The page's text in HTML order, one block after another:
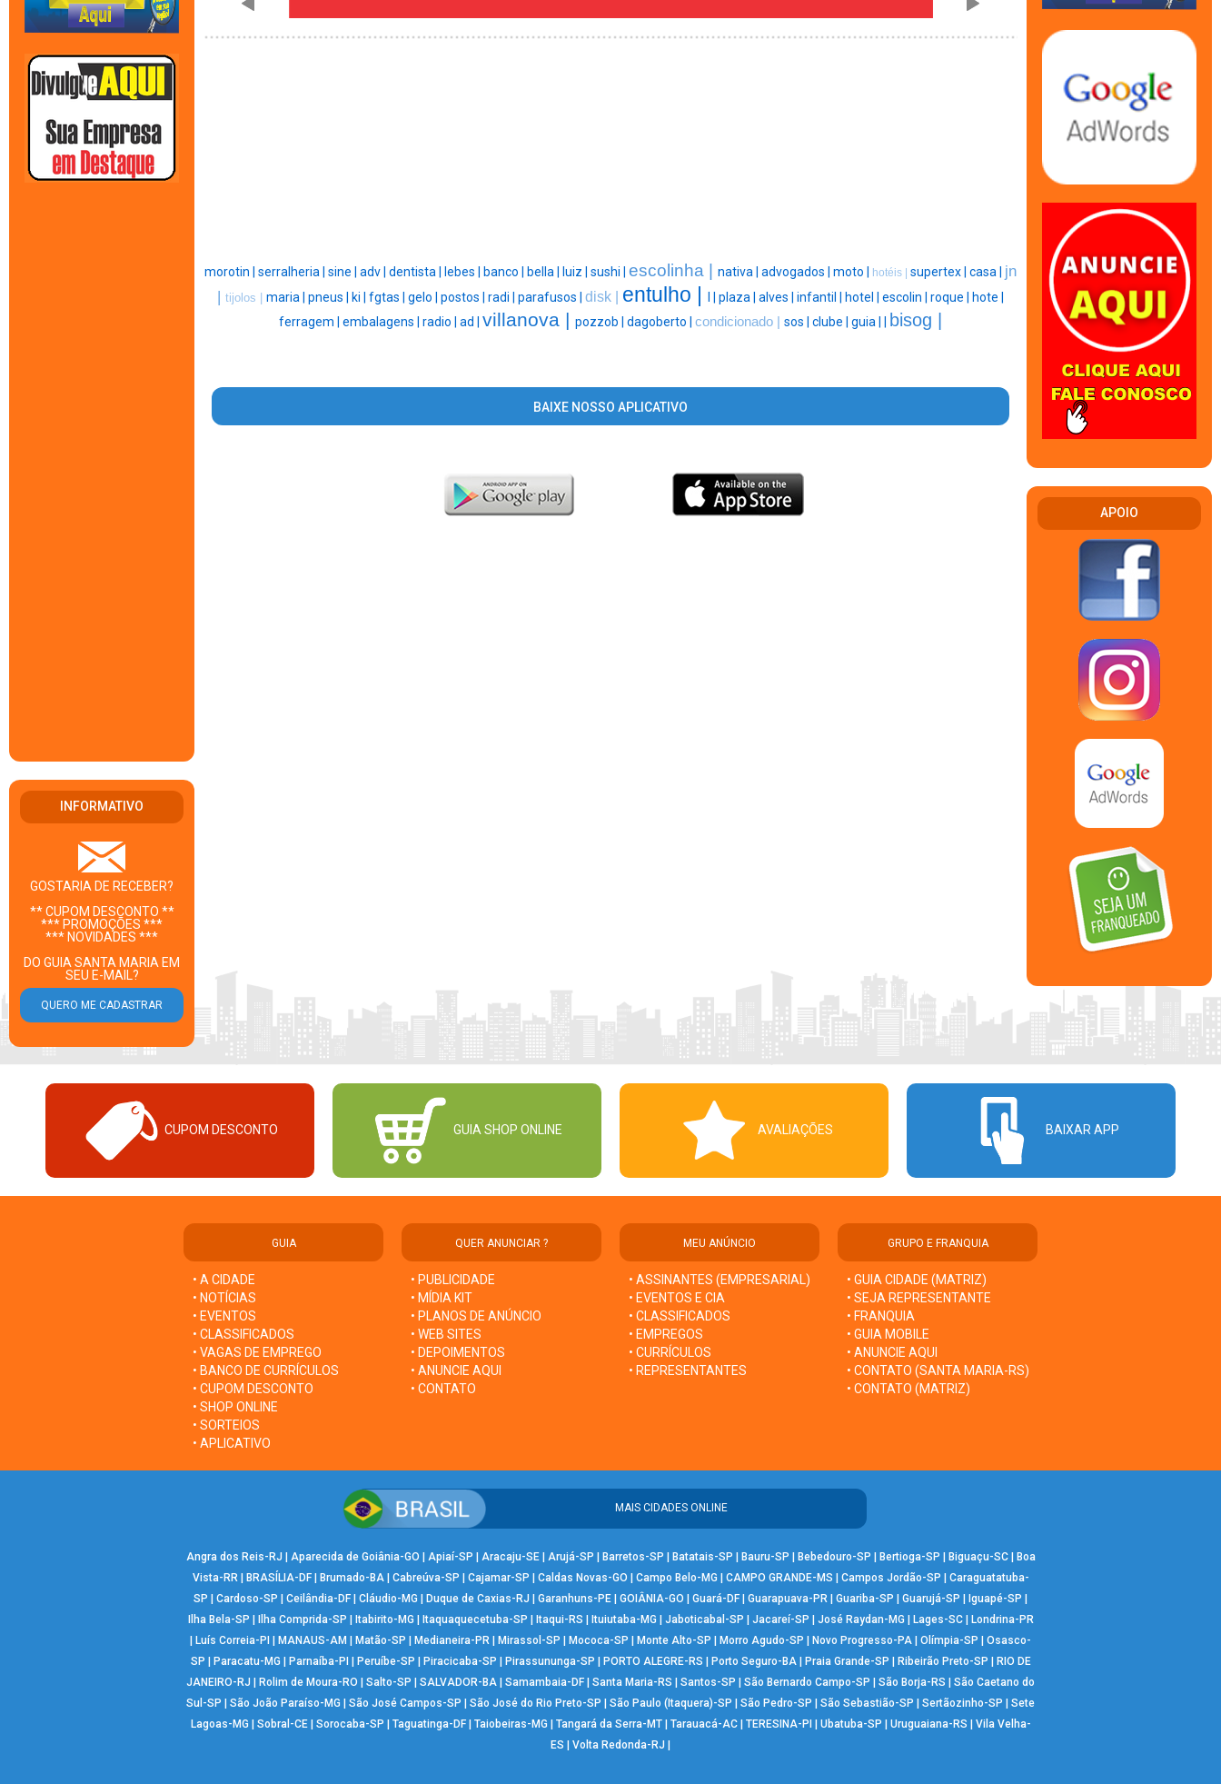
INFORMATIVO
GOSTARIA DE RECEBER?
** CUPOM DESCONTO **
*** PROMOÇÕES ***
*** NOVIDADES ***
DO GUIA SANTA MARIA EM
SEU E-MAIL?
morotin | serralheria | sine | adv | dentista | lebes | banco | bella | luiz | sushi | escolinha | nativa | advogados | moto | hotéis | supertex | casa | jn
| tijolos | maria | pneus | ki | fgtas | gelo | postos | radi | parafusos | disk | entulho | plaza | alves | infantil | hotel | escolin | roque |
hote |
ferragem | embalagens | radio | ad | villanova | pozzob | dagoberto | condicionado | sos | clube | guia | bisog |
BAIXE NOSSO APLICATIVO
APOIO
CUPOM DESCONTO GUIA SHOP ONLINE AVALIAÇÕES BAIXAR APP
GUIA
• A CIDADE
• NOTÍCIAS
• EVENTOS
• CLASSIFICADOS
• VAGAS DE EMPREGO
• BANCO DE CURRÍCULOS
• CUPOM DESCONTO
• SHOP ONLINE
• SORTEIOS
• APLICATIVO
QUER ANUNCIAR ?
• PUBLICIDADE
• MÍDIA KIT
• PLANOS DE ANÚNCIO
• WEB SITES
• DEPOIMENTOS
• ANUNCIE AQUI
• CONTATO
MEU ANÚNCIO
• ASSINANTES (EMPRESARIAL)
• EVENTOS E CIA
• CLASSIFICADOS
• EMPREGOS
• CURRÍCULOS
• REPRESENTANTES
GRUPO E FRANQUIA
• GUIA CIDADE (MATRIZ)
• SEJA REPRESENTANTE
• FRANQUIA
• GUIA MOBILE
• ANUNCIE AQUI
• CONTATO (SANTA MARIA-RS)
• CONTATO (MATRIZ)
MAIS CIDADES ONLINE
Angra dos Reis-RJ | Aparecida de Goiânia-GO | Apiaí-SP | Aracaju-SE| Arujá-SP | Barretos-SP | Batatais-SP | Bauru-SP | Bebedouro-SP | Bertioga-SP | Biguaçu-SC| Boa
Vista-RR | BRASÍLIA-DF| Brumado-BA| Cabreúva-SP | Cajamar-SP | Caldas Novas-GO | Campo Belo-MG | CAMPO GRANDE-MS | Campos Jordão-SP | Caraguatatuba-
SP | Cardoso-SP | Ceilândia-DF | Cláudio-MG | Duque de Caxias-RJ | Garanhuns-PE | GOIÂNIA-GO | Guará-DF | Guarapuava-PR | Guariba-SP | Guarujá-SP | Iguapé-SP |
Ilha Bela-SP | Ilha Comprida-SP | Itabirito-MG | Itaquaquecetuba-SP | Itaqui-RS | Ituiutaba-MG | Jaboticabal-SP | Jacareí-SP | José Raydan-MG | Lages-SC| Londrina-PR
| Luís Correia-PI | MANAUS-AM | Matão-SP | Medianeira-PR | Mirassol-SP | Mococa-SP | Monte Alto-SP | Morro Agudo-SP | Novo Progresso-PA | Olímpia-SP | Osasco-
SP | Paracatu-MG | Parnaíba-PI | Peruíbe-SP | Piracicaba-SP | Pirassununga-SP | PORTO ALEGRE-RS | Porto Seguro-BA| Praia Grande-SP | Ribeirão Preto-SP | RIO DE
JANEIRO-RJ | Rolim de Moura-RO | Salto-SP | SALVADOR-BA | Samambaia-DF | Santa Maria-RS | Santos-SP | São Bernardo Campo-SP | São Borja-RS | São Caetano do
Sul-SP | São João Paraíso-MG | São José Campos-SP | São José do Rio Preto-SP | São Paulo (Itaquera)-SP | São Pedro-SP | São Sebastião-SP | Sertãozinho-SP | Sete
Lagoas-MG | Sobral-CE| Sorocaba-SP | Taguatinga-DF| Taiobeiras-MG | Tangará da Serra-MT| Tarauacá-AC| TERESINA-PI | Ubatuba-SP | Uruguaiana-RS | Vila Velha-
ES | Volta Redonda-RJ |